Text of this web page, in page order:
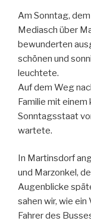
Am Sonntag,
Mediasch über
bewunderten
schönen und
leuchtete.
Auf dem Weg
Familie mit einem
Sonntagsstaat
wartete.
In Martinsdorf
und Marzonkel,
Augenblicke
sahen wir, wie
Fahrer des